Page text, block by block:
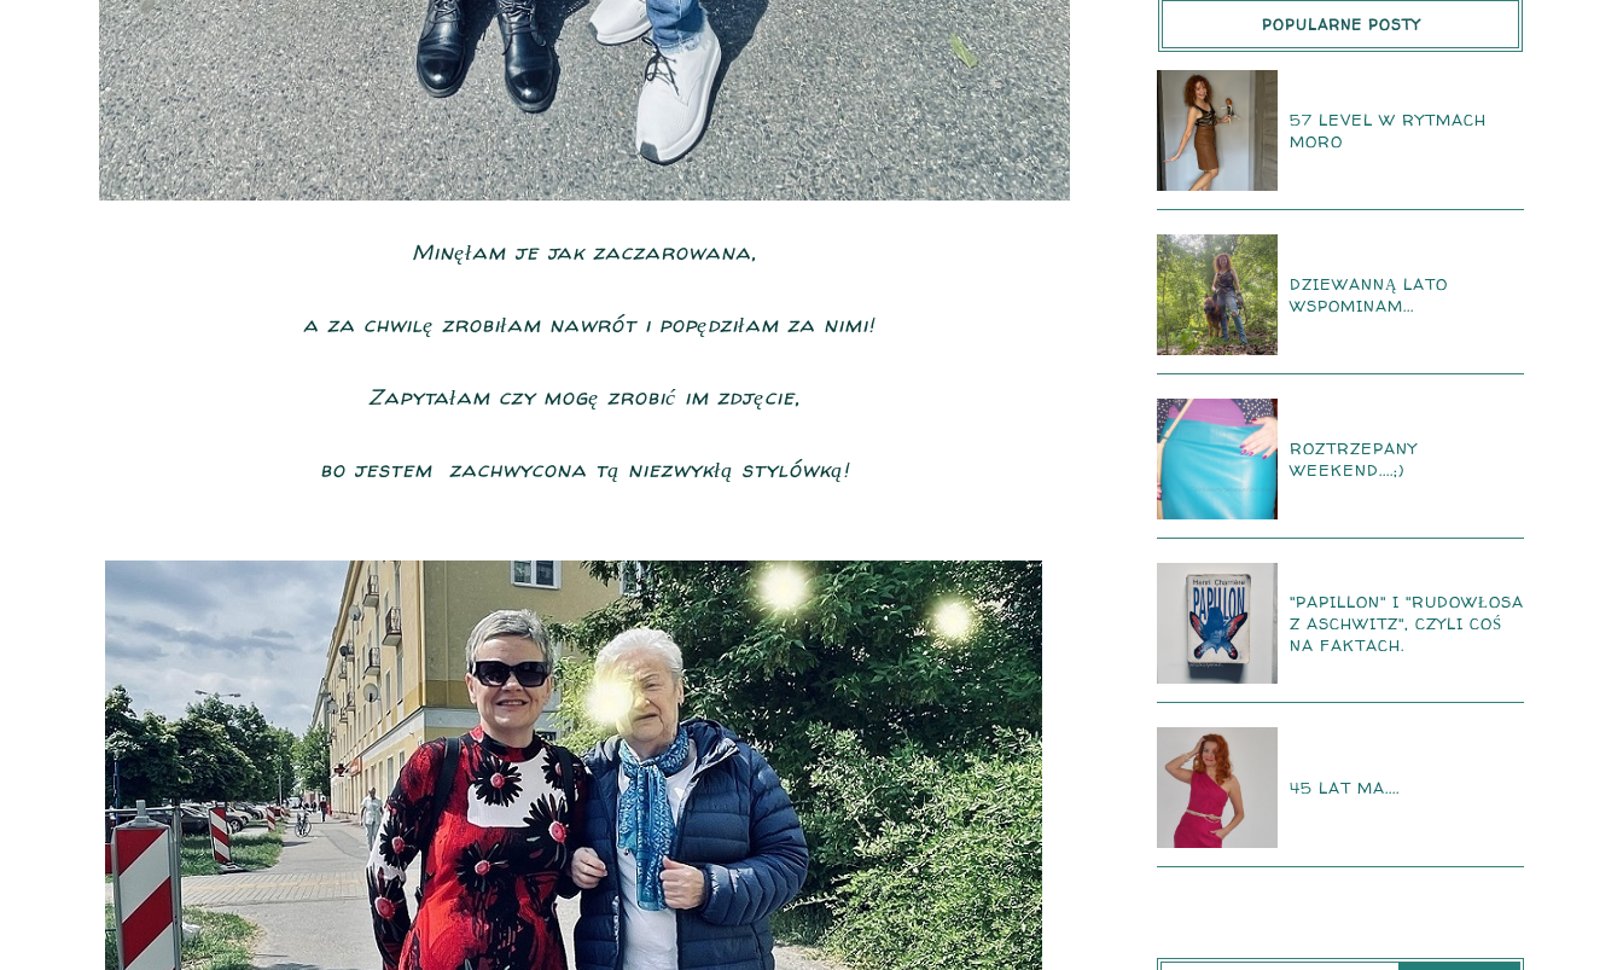
Minęłam je jak zaczarowana,
a za chwilę zrobiłam nawrót i popędziłam za nimi!
Zapytałam czy mogę zrobić im zdjęcie,
bo jestem zachwycona tą niezwykłą stylówką!
POPULARNE POSTY
57 LEVEL W RYTMACH
MORO
DZIEWANNĄ LATO
WSPOMINAM...
ROZTRZEPANY
WEEKEND....;)
"PAPILLON" I "RUDOWŁOSA
Z ASCHWITZ", CZYLI COŚ
NA FAKTACH.
45 LAT MA....